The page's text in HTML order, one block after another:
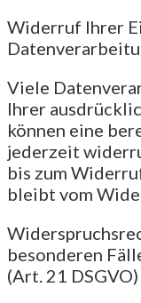
Widerruf Ihrer
Viele
Ihrer
können eine
jederzeit
bis zum
bleibt vom
besonderen
(Art. 21 DSGVO)